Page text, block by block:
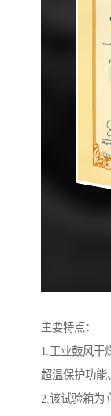
主要特点：
1.工业鼓风干
超温保护功能
2.该试验箱为